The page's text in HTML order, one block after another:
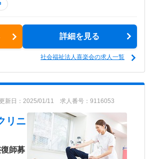
詳細を見る
社会福祉法人喜楽会の求人一覧
新日：2025/01/11 求人番号：9116053
リニ
師募